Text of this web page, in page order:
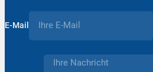
E-Mail